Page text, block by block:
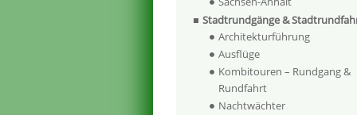
Stadtrundgänge &
Architekturführung
Ausflüge
Kombitouren – Rundgang &
Rundfahrt
Nachtwächter